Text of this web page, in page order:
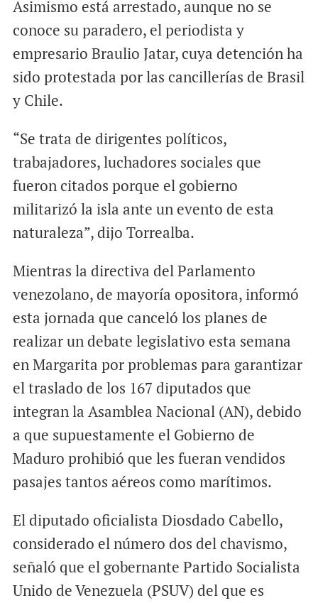
Asimismo está arrestado, aunque no se
conoce su paradero, el periodista y
empresario Braulio Jatar, cuya detención ha
sido protestada por las cancillerías de Brasil
y Chile.
“Se trata de dirigentes políticos,
trabajadores, luchadores sociales que
fueron citados porque el gobierno
militarizó la isla ante un evento de esta
naturaleza”, dijo Torrealba.
Mientras la directiva del Parlamento
venezolano, de mayoría opositora, informó
esta jornada que canceló los planes de
realizar un debate legislativo esta semana
en Margarita por problemas para garantizar
el traslado de los 167 diputados que
integran la Asamblea Nacional (AN), debido
a que supuestamente el Gobierno de
Maduro prohibió que les fueran vendidos
pasajes tantos aéreos como marítimos.
El diputado oficialista Diosdado Cabello,
considerado el número dos del chavismo,
señaló que el gobernante Partido Socialista
Unido de Venezuela (PSUV) del que es